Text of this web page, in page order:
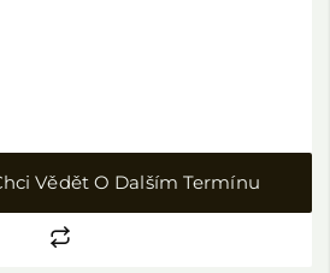
Vědět O Dalším Termínu